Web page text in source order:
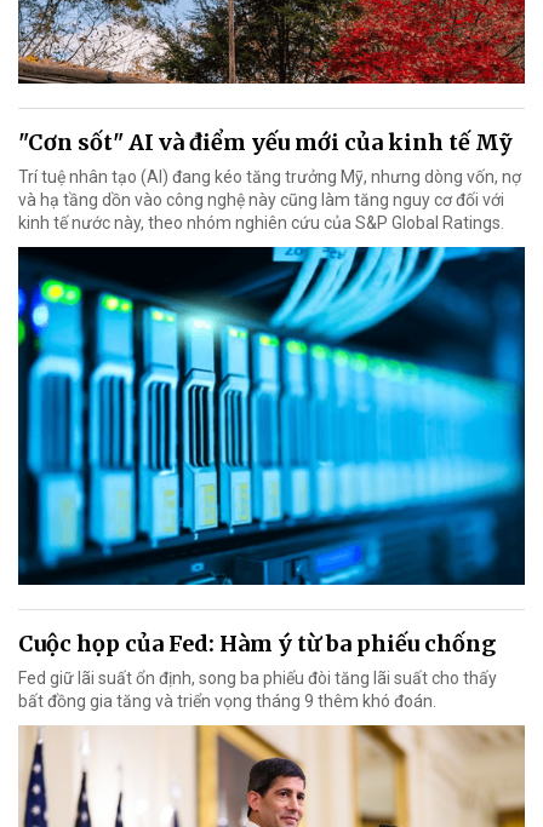
"Cơn sốt" AI và điểm yếu mới của kinh tế Mỹ
Trí tuệ nhân tạo (AI) đang kéo tăng trưởng Mỹ, nhưng dòng vốn, nợ
và hạ tầng dồn vào công nghệ này cũng làm tăng nguy cơ đối với
kinh tế nước này, theo nhóm nghiên cứu của S&P Global Ratings.
Cuộc họp của Fed: Hàm ý từ ba phiếu chống
Fed giữ lãi suất ổn định, song ba phiếu đòi tăng lãi suất cho thấy
bất đồng gia tăng và triển vọng tháng 9 thêm khó đoán.